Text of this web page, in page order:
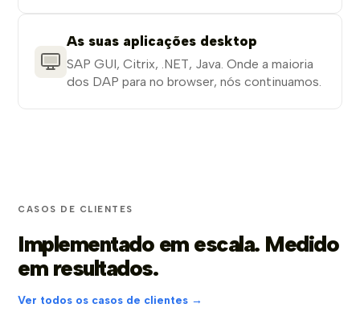
As suas aplicações desktop
SAP GUI, Citrix, .NET, Java. Onde a maioria
dos DAP para no browser, nós continuamos.
CASOS DE CLIENTES
Implementado em escala. Medido
em resultados.
Ver todos os casos de clientes →